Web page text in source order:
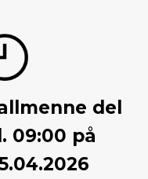
del
09:00 på